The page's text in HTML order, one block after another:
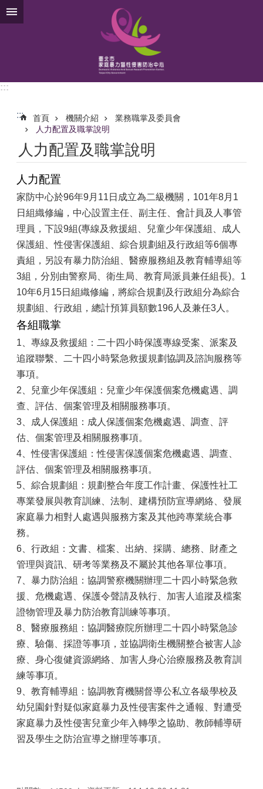
跳到主要內容區塊
:::
::: 首頁 機關介紹
業務職掌及委員會
人力配置及職掌說明
人力配置及職掌說明
人力配置
家防中心於96年9月11日成立為二級機關，101年8月1
日組織修編，中心設置主任、副主任、會計員及人事管
理員，下設9組(專線及救援組、兒童少年保護組、成人
保護組、性侵害保護組、綜合規劃組及行政組等6個專
責組，另設有暴力防治組、醫療服務組及教育輔導組等
3組，分別由警察局、衛生局、教育局派員兼任組長)。1
10年6月15日組織修編，將綜合規劃及行政組分為綜合
規劃組、行政組，總計預算員額數196人及兼任3人。
各組職掌
1、專線及救援組：二十四小時保護專線受案、派案及
追蹤聯繫、二十四小時緊急救援規劃協調及諮詢服務等
事項。
2、兒童少年保護組：兒童少年保護個案危機處遇、調
查、評估、個案管理及相關服務事項。
3、成人保護組：成人保護個案危機處遇、調查、評
估、個案管理及相關服務事項。
4、性侵害保護組：性侵害保護個案危機處遇、調查、
評估、個案管理及相關服務事項。
5、綜合規劃組：規劃整合年度工作計畫、保護性社工
專業發展與教育訓練、法制、建構預防宣導網絡、發展
家庭暴力相對人處遇與服務方案及其他跨專業統合事
務。
6、行政組：文書、檔案、出納、採購、總務、財產之
管理與資訊、研考等業務及不屬於其他各單位事項。
7、暴力防治組：協調警察機關辦理二十四小時緊急救
援、危機處遇、保護令聲請及執行、加害人追蹤及檔案
證物管理及暴力防治教育訓練等事項。
8、醫療服務組：協調醫療院所辦理二十四小時緊急診
療、驗傷、採證等事項，並協調衛生機關整合被害人診
療、身心復健資源網絡、加害人身心治療服務及教育訓
練等事項。
9、教育輔導組：協調教育機關督導公私立各級學校及
幼兒園針對疑似家庭暴力及性侵害案件之通報、對遭受
家庭暴力及性侵害兒童少年入轉學之協助、教師輔導研
習及學生之防治宣導之辦理等事項。